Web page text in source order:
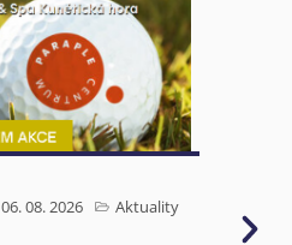
06. 08. 2026 Aktuality